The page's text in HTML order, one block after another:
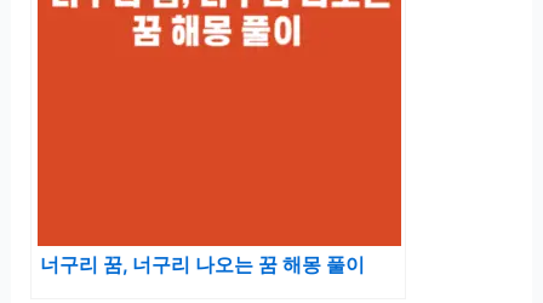
너구리 꿈, 너구리 나오는 꿈 해몽 풀이